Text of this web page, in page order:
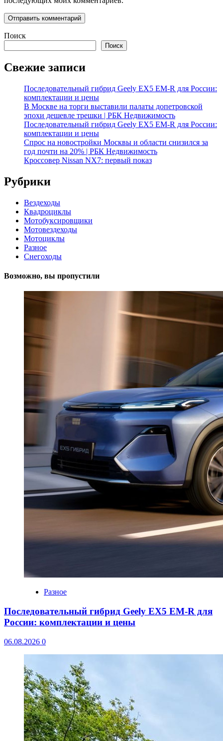
Поиск
Поиск
Свежие записи
Последовательный гибрид Geely EX5 EM-R для России:
комплектации и цены
В Москве на торги выставили палаты допетровской
эпохи дешевле трешки | РБК Недвижимость
Последовательный гибрид Geely EX5 EM-R для России:
комплектации и цены
Спрос на новостройки Москвы и области снизился за
год почти на 20% | РБК Недвижимость
Кроссовер Nissan NX7: первый показ
Рубрики
Вездеходы
Квадроциклы
Мотобуксировщики
Мотовездеходы
Мотоциклы
Разное
Снегоходы
Возможно, вы пропустили
Разное
Последовательный гибрид Geely EX5 EM-R для
России: комплектации и цены
06.08.2026 0